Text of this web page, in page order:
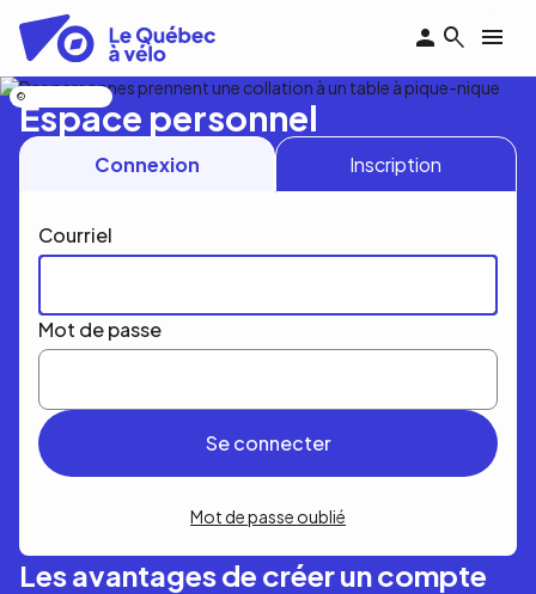
contenu
principal
Espace personnel
Connexion Inscription
Courriel
Mot de passe
Mot de passe oublié
Les avantages de créer un compte